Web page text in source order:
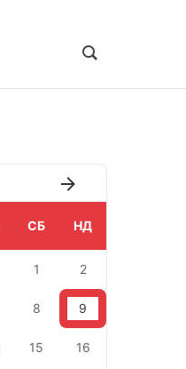
СБ НД
1 2
8 9
15 16